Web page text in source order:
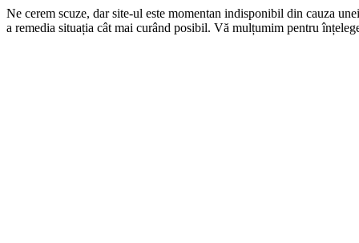
Ne cerem scuze, dar site-ul este momentan indisponibil din cauza
a remedia situația cât mai curând posibil. Vă mulțumim pentru